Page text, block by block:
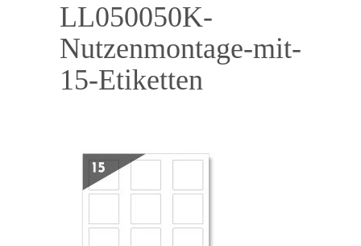
LL050050K-
Nutzenmontage-mit-
15-Etiketten